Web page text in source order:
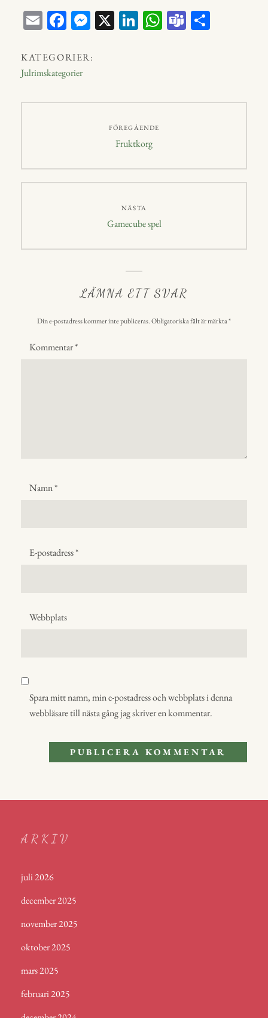
E
ail
Fa
bo
ok
M
en
r
X Li W
p
Te
KATEGORIER:
Julrimskategorier
FÖREGÅENDE
Föregående
Fruktkorg
NÄSTA
Nästa
Gamecube spel
LÄMNA ETT SVAR
Din e-postadress kommer inte publiceras.Obligatoriska fält är märkta*
Kommentar*
Namn*
E-postadress*
Webbplats
Spara mitt namn, min e-postadress och webbplats i denna
webbläsare till nästa gång jag skriver en kommentar.
ARKIV
juli 2026
december 2025
november 2025
oktober 2025
mars 2025
februari 2025